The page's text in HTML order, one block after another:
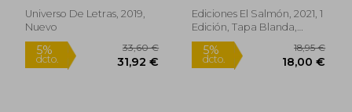
Universo De Letras, 2019,
Nuevo
Ediciones El Salmón, 2021, 1
Edición, Tapa Blanda,
Nuevo